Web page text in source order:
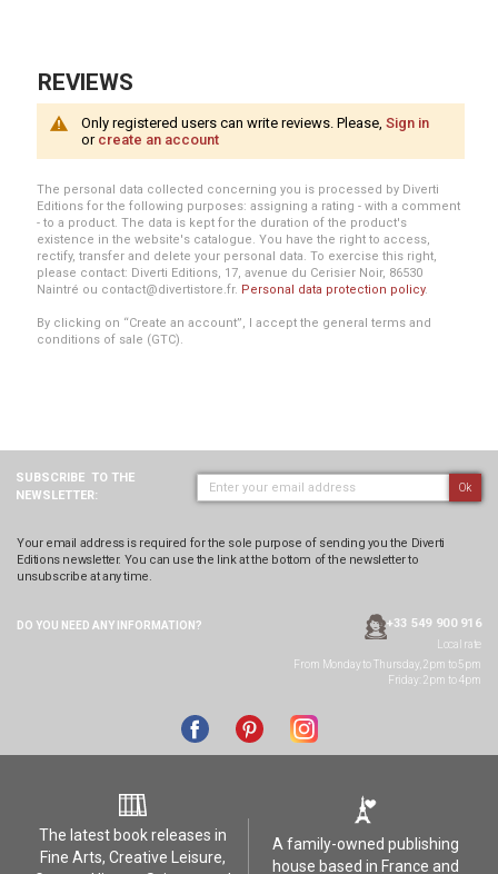
REVIEWS
Only registered users can write reviews. Please, Sign in
or create an account
The personal data collected concerning you is processed by Diverti
Editions for the following purposes: assigning a rating - with a comment
- to a product. The data is kept for the duration of the product's
existence in the website's catalogue. You have the right to access,
rectify, transfer and delete your personal data. To exercise this right,
please contact: Diverti Editions, 17, avenue du Cerisier Noir, 86530
Naintré ou contact@divertistore.fr. Personal data protection policy.
By clicking on “Create an account”, I accept the general terms and
conditions of sale (GTC).
SUBSCRIBE TO THE
NEWSLETTER:
Ok
Your email address is required for the sole purpose of sending you the Diverti
Editions newsletter. You can use the link at the bottom of the newsletter to
unsubscribe at any time.
DO YOU NEED ANY INFORMATION? +33 549 900 916
Local rate
From Monday to Thursday, 2pm to 5pm
Friday: 2pm to 4pm
The latest book releases in
Fine Arts, Creative Leisure,
A family-owned publishing
house based in France and